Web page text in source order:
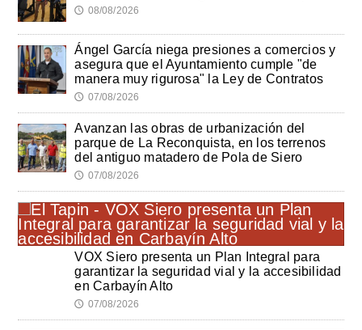
🕔 08/08/2026
Ángel García niega presiones a comercios y
asegura que el Ayuntamiento cumple "de
manera muy rigurosa" la Ley de Contratos
🕔 07/08/2026
Avanzan las obras de urbanización del
parque de La Reconquista, en los terrenos
del antiguo matadero de Pola de Siero
🕔 07/08/2026
VOX Siero presenta un Plan Integral para
garantizar la seguridad vial y la accesibilidad
en Carbayín Alto
🕔 07/08/2026